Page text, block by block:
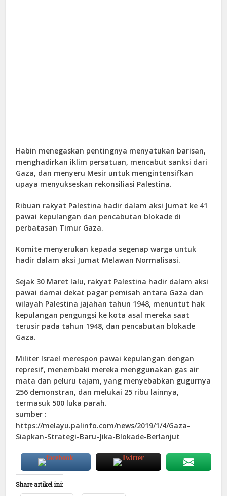
Habin menegaskan pentingnya menyatukan barisan,
menghadirkan iklim persatuan, mencabut sanksi dari
Gaza, dan menyeru Mesir untuk mengintensifkan
upaya menyukseskan rekonsiliasi Palestina.
Ribuan rakyat Palestina hadir dalam aksi Jumat ke 41
pawai kepulangan dan pencabutan blokade di
perbatasan Timur Gaza.
Komite menyerukan kepada segenap warga untuk
hadir dalam aksi Jumat Melawan Normalisasi.
Sejak 30 Maret lalu, rakyat Palestina hadir dalam aksi
pawai damai dekat pagar pemisah antara Gaza dan
wilayah Palestina jajahan tahun 1948, menuntut hak
kepulangan pengungsi ke kota asal mereka saat
terusir pada tahun 1948, dan pencabutan blokade
Gaza.
Militer Israel merespon pawai kepulangan dengan
represif, menembaki mereka menggunakan gas air
mata dan peluru tajam, yang menyebabkan gugurnya
256 demonstran, dan melukai 25 ribu lainnya,
termasuk 500 luka parah.
sumber :
https://melayu.palinfo.com/news/2019/1/4/Gaza-
Siapkan-Strategi-Baru-Jika-Blokade-Berlanjut
Share artikel ini: